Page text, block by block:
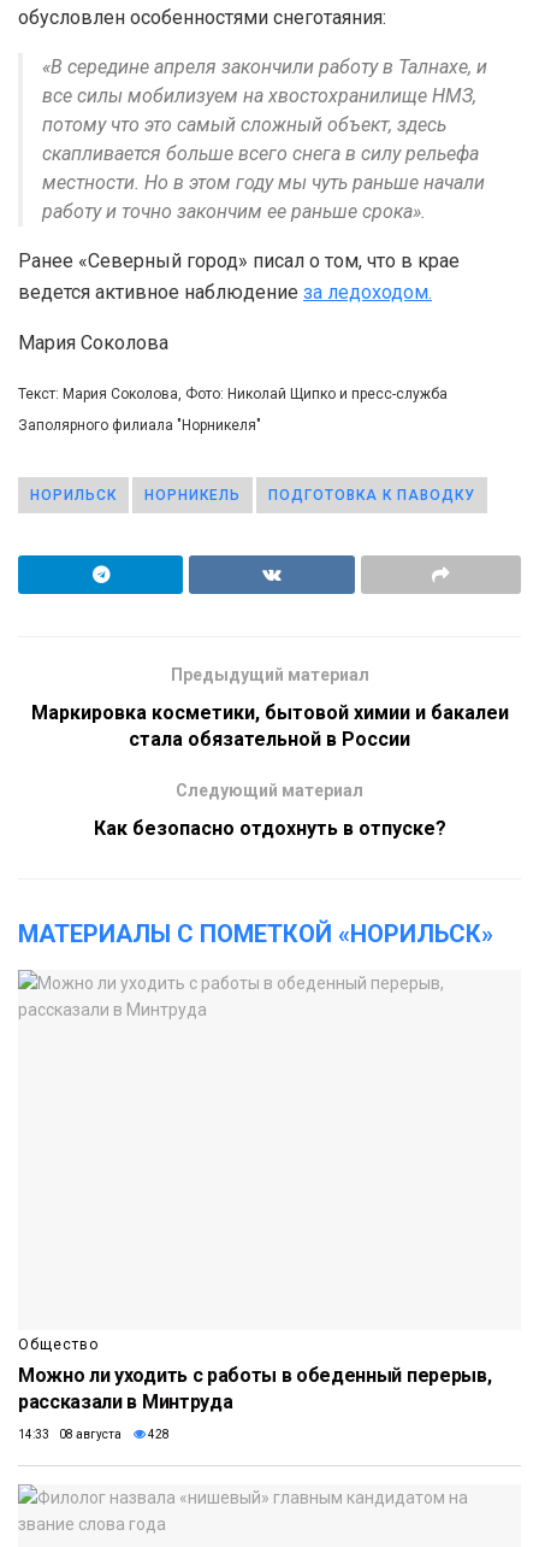
обусловлен особенностями снеготаяния:
«В середине апреля закончили работу в Талнахе, и
все силы мобилизуем на хвостохранилище НМЗ,
потому что это самый сложный объект, здесь
скапливается больше всего снега в силу рельефа
местности. Но в этом году мы чуть раньше начали
работу и точно закончим ее раньше срока».
Ранее «Северный город» писал о том, что в крае
ведется активное наблюдение за ледоходом.
Мария Соколова
Текст: Мария Соколова, Фото: Николай Щипко и пресс-служба
Заполярного филиала "Норникеля"
НОРИЛЬСК НОРНИКЕЛЬ ПОДГОТОВКА К ПАВОДКУ
Предыдущий материал
Маркировка косметики, бытовой химии и бакалеи
стала обязательной в России
Следующий материал
Как безопасно отдохнуть в отпуске?
МАТЕРИАЛЫ С ПОМЕТКОЙ «НОРИЛЬСК»
Общество
Можно ли уходить с работы в обеденный перерыв,
рассказали в Минтруда
14:33 08 августа 428